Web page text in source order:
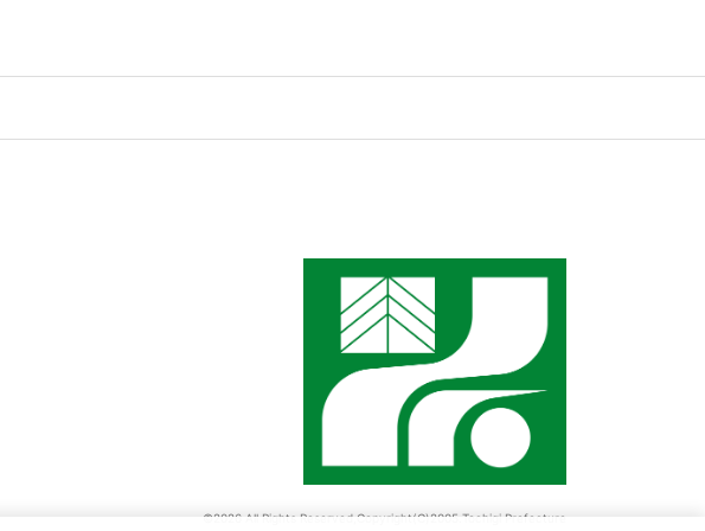
©2026 All Rights Reserved,Copyright(C)2005.Tochigi Prefecture